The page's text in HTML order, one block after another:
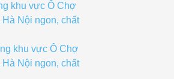
khu vực Ô Chợ
Nội ngon, chất
khu vực Ô Chợ
Nội ngon, chất